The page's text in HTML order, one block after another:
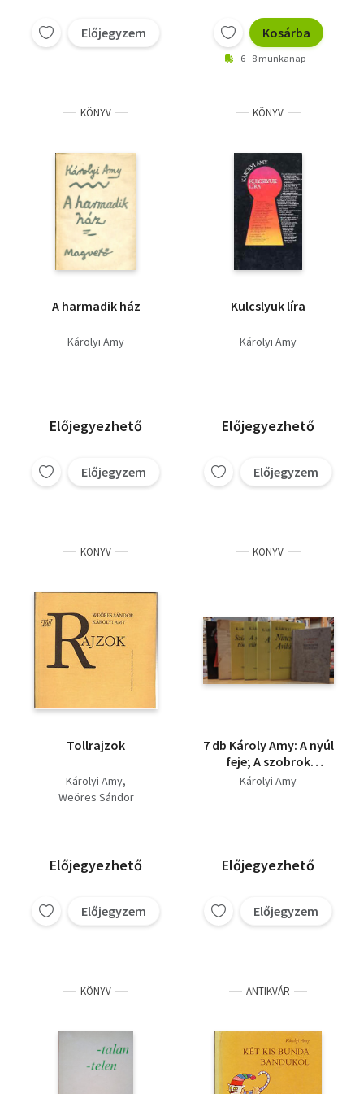
Előjegyzem Kosárba
6 - 8 munkanap
KÖNYV
A harmadik ház
Károlyi Amy
Előjegyezhető
Előjegyzem
KÖNYV
Kulcslyuk líra
Károlyi Amy
Előjegyezhető
Előjegyzem
KÖNYV
Tollrajzok
Károlyi Amy
Weöres Sándor
Előjegyezhető
Előjegyzem
KÖNYV
7 db Károly Amy: A nyúl
feje; A szobrok
elindulnak; Kulcslyuk-
Károlyi Amy
Előjegyezhető
Előjegyzem
KÖNYV ANTIKVÁR